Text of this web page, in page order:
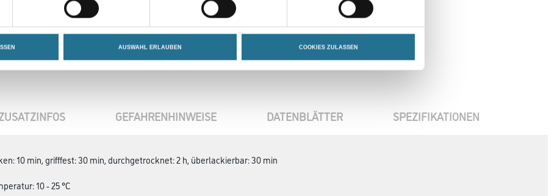
AUSWAHL ERLAUBEN COOKIES ZULASSEN
GEFAHRENHINWEISE DATENBLÄTTER SPEZIFIKATIONEN
10 min, grifffest: 30 min, durchgetrocknet: 2 h, überlackierbar: 30 min
10 - 25 °C